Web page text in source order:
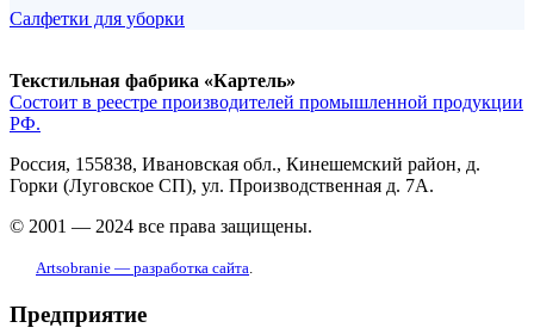
Салфетки для уборки
Текстильная фабрика «Картель»
Состоит в реестре производителей промышленной продукции
РФ.
Россия, 155838, Ивановская обл., Кинешемский район, д.
Горки (Луговское СП), ул. Производственная д. 7А.
© 2001 — 2024 все права защищены.
Artsobranie — разработка сайта.
Предприятие